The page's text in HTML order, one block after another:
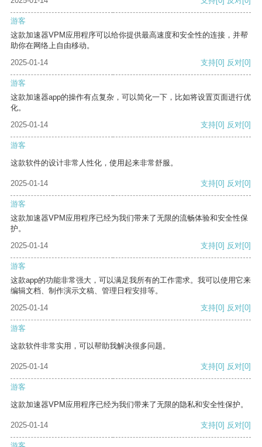
游客
这款加速器VPM应用程序可以给你提供最高速度和安全性的连接，并帮
助你在网络上自由移动。
2025-01-14
支持[0] 反对[0]
游客
这款加速器app的操作有点复杂，可以简化一下，比如将设置页面进行优
化。
2025-01-14
支持[0] 反对[0]
游客
这款软件的设计非常人性化，使用起来非常舒服。
2025-01-14 支持[0] 反对[0]
游客
这款加速器VPM应用程序已经为我们带来了无限的流畅体验和安全性保
护。
2025-01-14
支持[0] 反对[0]
游客
这款app的功能非常强大，可以满足我所有的工作需求。我可以使用它来
编辑文档、制作演示文稿、管理日程安排等。
2025-01-14
支持[0] 反对[0]
游客
这款软件非常实用，可以帮助我解决很多问题。
2025-01-14 支持[0] 反对[0]
游客
这款加速器VPM应用程序已经为我们带来了无限的隐私和安全性保护。
2025-01-14 支持[0] 反对[0]